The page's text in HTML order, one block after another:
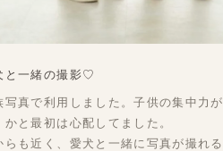
と一緒の撮影♡
写真で利用しました。子供の集中力が
かと最初は心配してました。
らも近く、愛犬と一緒に写真が撮れる